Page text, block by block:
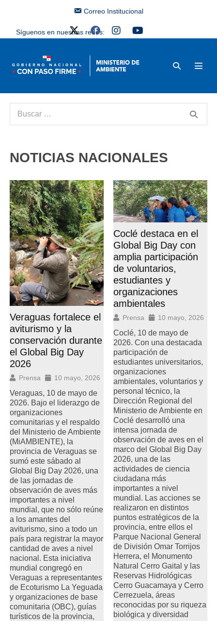
Correo Institucional
Síguenos en nuestras redes:
NOTICIAS NACIONALES
Veraguas fortalece el
aviturismo y la
conservación durante
el Global Big Day
2026
Prensa 10 mayo, 2026
Veraguas, 10 de mayo de
2026. Bajo el liderazgo de
organizaciones
comunitarias y el respaldo
del Ministerio de Ambiente
(MiAMBIENTE), la
provincia de Veraguas se
sumó este sábado al
Global Big Day 2026, una
de las jornadas de
observación de aves más
importantes a nivel
mundial, que no sólo reúne
a los amantes del
aviturismo, sino a todo un
país para registrar la mayor
cantidad de aves a nivel
nacional. Esta iniciativa
mundial congregó en
Veraguas a representantes
de Ecoturismo La Yeguada
y organizaciones de base
comunitaria (OBC), guías
turísticos de la provincia,
Coclé destaca en el
Global Big Day con
amplia participación
de voluntarios,
estudiantes y
organizaciones
ambientales
Prensa 10 mayo, 2026
Coclé, 10 de mayo de
2026. Con una destacada
participación de
estudiantes universitarios,
organizaciones
ambientales, voluntarios y
personal técnico, la
Dirección Regional del
Ministerio de Ambiente en
Coclé desarrolló una
intensa jornada de
observación de aves en el
marco del Global Big Day
2026, una de las
actividades de ciencia
ciudadana más
importantes a nivel
mundial. Las acciones se
realizaron en distintos
puntos estratégicos de la
provincia, entre ellos el
Parque Nacional General
de División Omar Torrijos
Herrera, el Monumento
Natural Cerro Gaital y las
Reservas Hidrológicas
Cerro Guacamaya y Cerro
Cerrezuela, áreas
reconocidas por su riqueza
biológica y diversidad